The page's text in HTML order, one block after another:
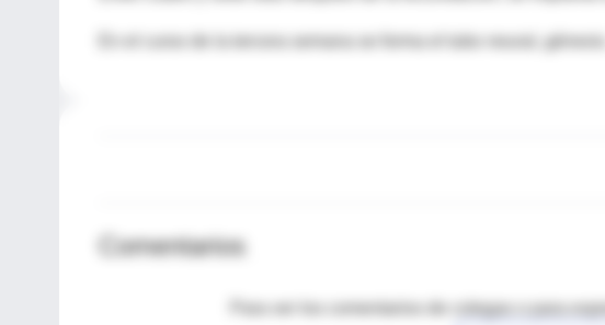
En el curso de la tercera semana se forma el tubo neural, génesis.
Comentarios
Para ver los comentarios de colegas o para